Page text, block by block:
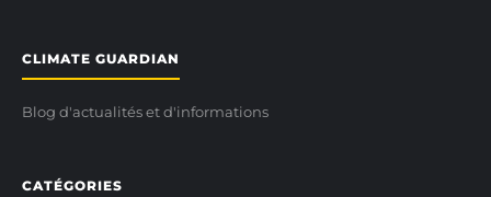
CLIMATE GUARDIAN
Blog d'actualités et d'informations
CATÉGORIES